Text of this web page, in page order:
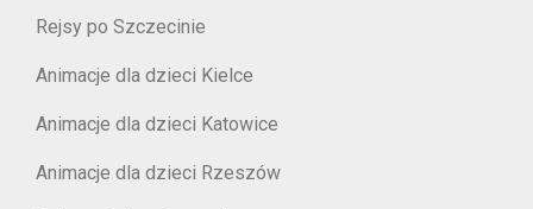
Rejsy po Szczecinie
Animacje dla dzieci Kielce
Animacje dla dzieci Katowice
Animacje dla dzieci Rzeszów